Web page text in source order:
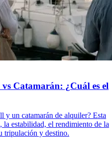
Catamarán: ¿Cuál es el
y un catamarán de alquiler? Esta
la estabilidad, el rendimiento de la
tripulación y destino.